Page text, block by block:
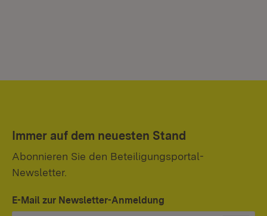
Immer auf dem neuesten Stand
Abonnieren Sie den Beteiligungsportal-
Newsletter.
E-Mail zur Newsletter-Anmeldung